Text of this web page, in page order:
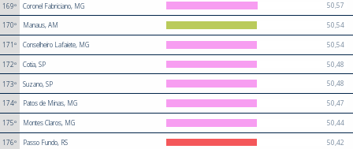
169º Coronel Fabriciano, MG 50,57
170º Manaus, AM 50,54
171º Conselheiro Lafaiete, MG 50,54
172º Cotia, SP 50,48
173º Suzano, SP 50,48
174º Patos de Minas, MG 50,47
175º Montes Claros, MG 50,44
176º Passo Fundo, RS 50,42